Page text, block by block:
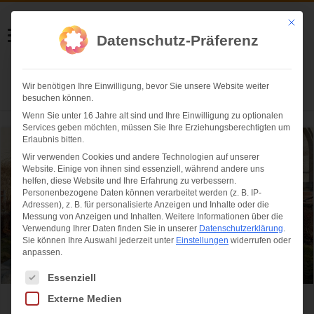
Helmut Swoboda
Fotografie
Herzlich willkommen
Von Patient 1 in Deutschland bis heute: Vier
Mit
Datenschutz-Präferenz
Wir benötigen Ihre Einwilligung, bevor Sie unsere Website weiter
besuchen können.
Wenn Sie unter 16 Jahre alt sind und Ihre Einwilligung zu optionalen
Services geben möchten, müssen Sie Ihre Erziehungsberechtigten um
Erlaubnis bitten.
Wir verwenden Cookies und andere Technologien auf unserer
Website. Einige von ihnen sind essenziell, während andere uns
helfen, diese Website und Ihre Erfahrung zu verbessern.
Personenbezogene Daten können verarbeitet werden (z. B. IP-
Adressen), z. B. für personalisierte Anzeigen und Inhalte oder die
Messung von Anzeigen und Inhalten. Weitere Informationen über die
Verwendung Ihrer Daten finden Sie in unserer Datenschutzerklärung.
Sie können Ihre Auswahl jederzeit unter Einstellungen widerrufen oder
anpassen.
Es folgt eine Liste der Service-Gruppen, für die eine Einwilligung
Essenziell
Externe Medien